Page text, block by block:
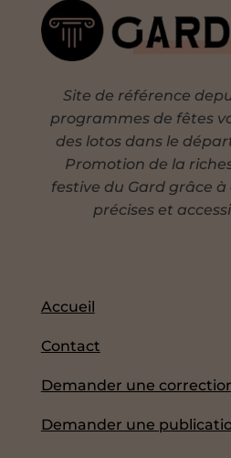
Site de référence
programmes de fêtes
des lotos dans le
Promotion de la
festive du Gard grâce
précises et
Accueil
Contact
Demander une
Demander une